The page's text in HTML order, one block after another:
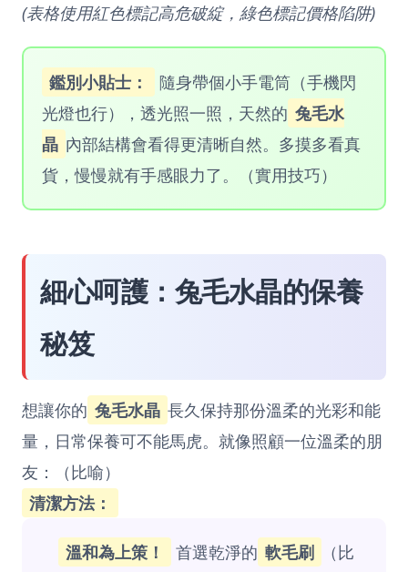
(表格使用紅色標記高危破綻，綠色標記價格陷阱)
鑑別小貼士：
隨身帶個小手電筒（手機閃
光燈也行），透光照一照，天然的 兔毛水
晶 內部結構會看得更清晰自然。多摸多看真
貨，慢慢就有手感眼力了。（實用技巧）
細心呵護：兔毛水晶的保養
秘笈
想讓你的 兔毛水晶 長久保持那份溫柔的光彩和能
量，日常保養可不能馬虎。就像照顧一位溫柔的朋
友：（比喻）
清潔方法：
溫和為上策！ 首選乾淨的 軟毛刷
（比